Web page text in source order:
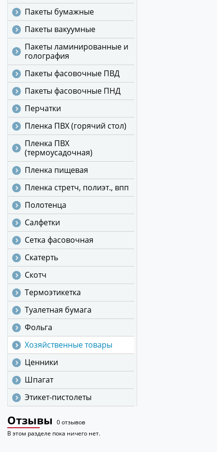
Пакеты бумажные
Пакеты вакуумные
Пакеты ламинированные и
голография
Пакеты фасовочные ПВД
Пакеты фасовочные ПНД
Перчатки
Пленка ПВХ (горячий стол)
Пленка ПВХ
(термоусадочная)
Пленка пищевая
Пленка стретч, полиэт., впп
Полотенца
Салфетки
Сетка фасовочная
Скатерть
Скотч
Термоэтикетка
Туалетная бумага
Фольга
Хозяйственные товары
Ценники
Шпагат
Этикет-пистолеты
Отзывы 0 отзывов
В этом разделе пока ничего нет.